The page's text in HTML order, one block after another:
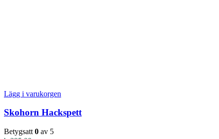
Lägg i varukorgen
Skohorn Hackspett
Betygsatt 0 av 5